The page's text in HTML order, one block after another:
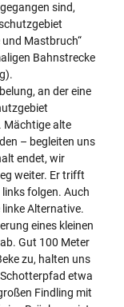
sind,
Mastbruch“
Bahnstrecke
an der eine
Mächtige alte
– begleiten uns
endet, wir
weiter. Er trifft
folgen. Auch
Alternative.
eines kleinen
Gut 100 Meter
zu, halten uns
etwa
Findling mit